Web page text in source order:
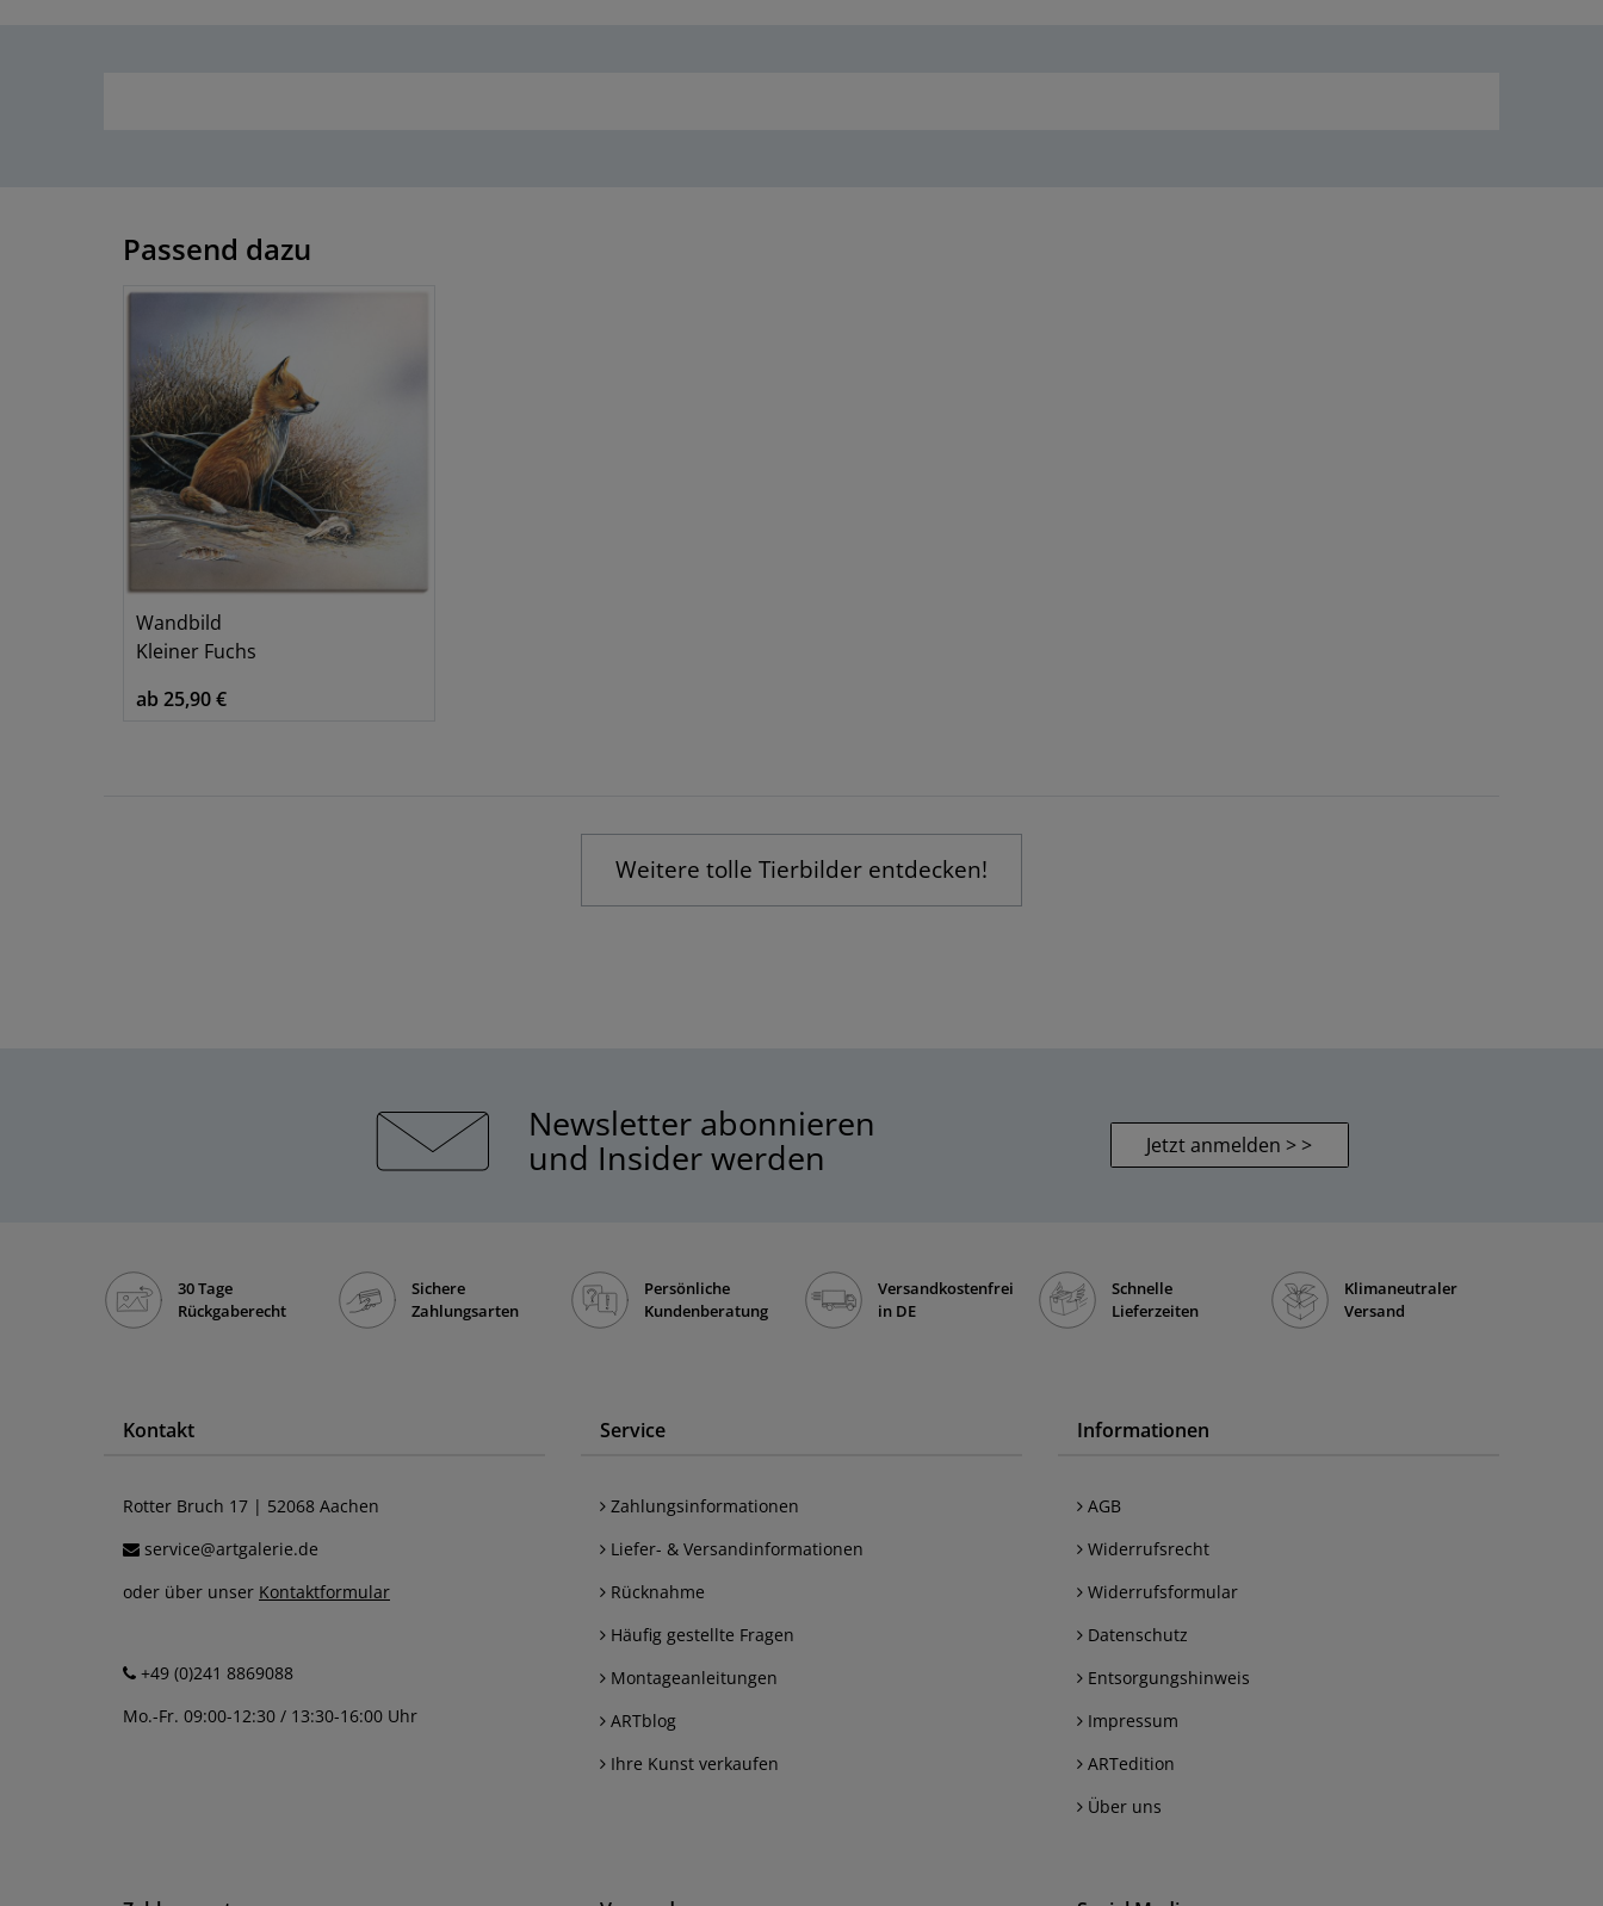
Passend dazu
Wandbild
Kleiner Fuchs
ab 25,90 €
Weitere tolle Tierbilder entdecken!
Newsletter abonnieren
und Insider werden Jetzt anmelden > >
30 Tage
Rückgaberecht
Sichere
Zahlungsarten
Persönliche
Kundenberatung
Versandkostenfrei
in DE
Schnelle
Lieferzeiten
Klimaneutraler
Versand
Kontakt
Rotter Bruch 17 | 52068 Aachen
service@artgalerie.de
oder über unser Kontaktformular
+49 (0)241 8869088
Mo.-Fr. 09:00-12:30 / 13:30-16:00 Uhr
Service
Zahlungsinformationen
Liefer- & Versandinformationen
Rücknahme
Häufig gestellte Fragen
Montageanleitungen
ARTblog
Ihre Kunst verkaufen
Informationen
AGB
Widerrufsrecht
Widerrufsformular
Datenschutz
Entsorgungshinweis
Impressum
ARTedition
Über uns